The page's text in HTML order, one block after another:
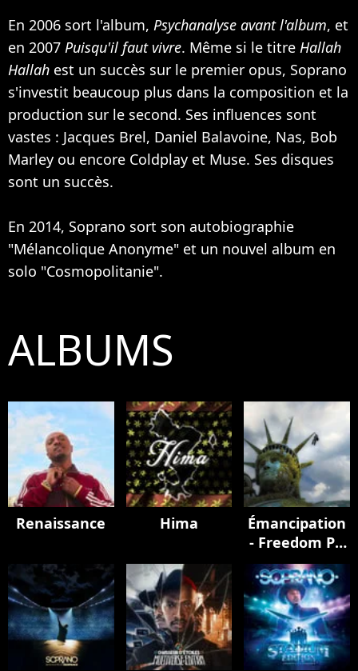
En 2006 sort l'album, Psychanalyse avant l'album, et
en 2007 Puisqu'il faut vivre. Même si le titre Hallah
Hallah est un succès sur le premier opus, Soprano
s'investit beaucoup plus dans la composition et la
production sur le second. Ses influences sont
vastes : Jacques Brel, Daniel Balavoine, Nas, Bob
Marley ou encore Coldplay et Muse. Ses disques
sont un succès.
En 2014, Soprano sort son autobiographie
"Mélancolique Anonyme" et un nouvel album en
solo "Cosmopolitanie".
ALBUMS
Renaissance Hima
Émancipation
- Freedom Pt.
II